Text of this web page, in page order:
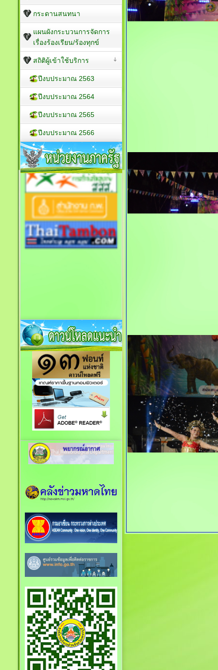
กระดานสนทนา
แผนผังกระบวนการจัดการ
เรื่องร้องเรียน/ร้องทุกข์
สถิติผู้เข้าใช้บริการ
ปีงบประมาณ 2563
ปีงบประมาณ 2564
ปีงบประมาณ 2565
ปีงบประมาณ 2566